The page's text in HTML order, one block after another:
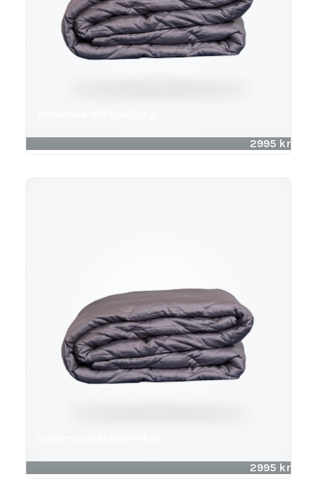
2995 kr
2995 kr